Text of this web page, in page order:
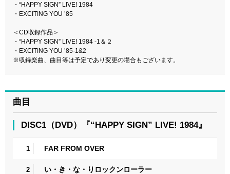
・“HAPPY SIGN” LIVE! 1984
・EXCITING YOU ’85
＜CD収録作品＞
・“HAPPY SIGN” LIVE! 1984 -1＆２
・EXCITING YOU ’85-1&2
※収録楽曲、曲目等は予定であり変更の場合もございます。
曲目
DISC1（DVD）『“HAPPY SIGN” LIVE! 1984』
1 FAR FROM OVER
2 い・き・な・りロックンローラー